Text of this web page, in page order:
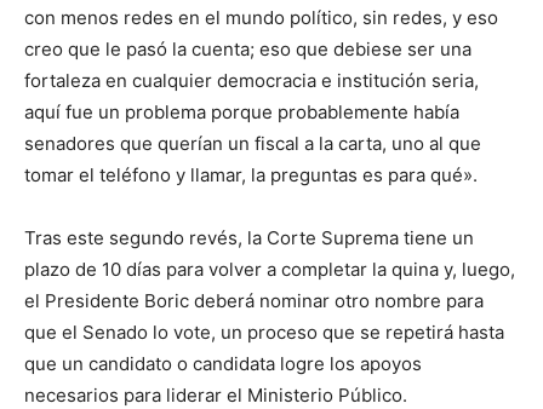
con menos redes en el mundo político, sin redes, y eso
creo que le pasó la cuenta; eso que debiese ser una
fortaleza en cualquier democracia e institución seria,
aquí fue un problema porque probablemente había
senadores que querían un fiscal a la carta, uno al que
tomar el teléfono y llamar, la preguntas es para qué».
Tras este segundo revés, la Corte Suprema tiene un
plazo de 10 días para volver a completar la quina y, luego,
el Presidente Boric deberá nominar otro nombre para
que el Senado lo vote, un proceso que se repetirá hasta
que un candidato o candidata logre los apoyos
necesarios para liderar el Ministerio Público.